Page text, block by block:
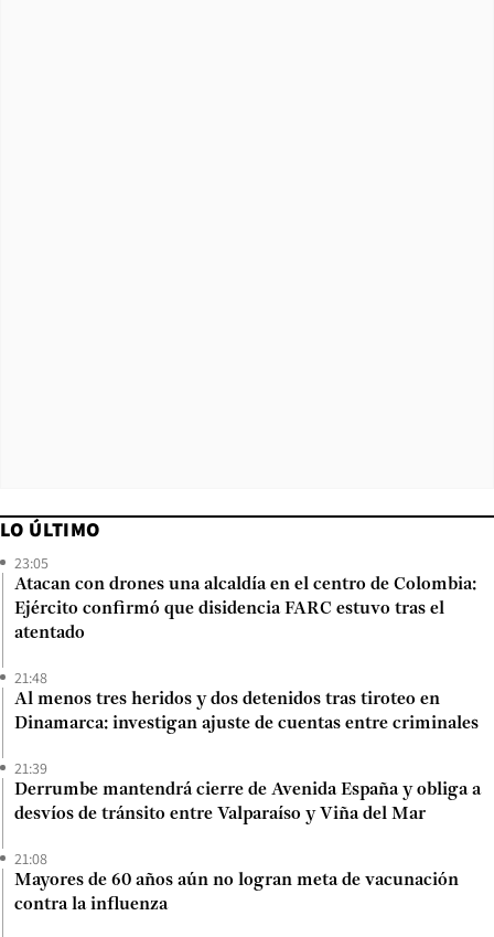
LO ÚLTIMO
23:05
Atacan con drones una alcaldía en el centro de Colombia:
Ejército confirmó que disidencia FARC estuvo tras el
atentado
21:48
Al menos tres heridos y dos detenidos tras tiroteo en
Dinamarca: investigan ajuste de cuentas entre criminales
21:39
Derrumbe mantendrá cierre de Avenida España y obliga a
desvíos de tránsito entre Valparaíso y Viña del Mar
21:08
Mayores de 60 años aún no logran meta de vacunación
contra la influenza